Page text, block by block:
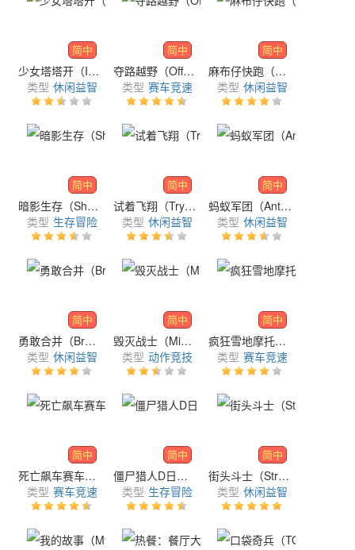
简中
少女塔塔开（Idle Girls Battle）
类型 休闲益智
简中
夺路越野（Off Road）
类型 赛车竞速
简中
麻布仔快跑（Run Sackboy! Run!）
类型 休闲益智
简中
暗影生存（Shadow Survival）
类型 生存冒险
简中
试着飞翔（Try to Fly）
类型 休闲益智
简中
蚂蚁军团（Ant Legion）
类型 休闲益智
简中
勇敢合并（Brave Merge）
类型 休闲益智
简中
毁灭战士（Mighty DOOM）
类型 动作竞技
简中
疯狂雪地摩托车（Mad Skills Snocross）
类型 赛车竞速
简中
死亡飙车赛车杀手（Dead Paradise Car Race Shooter）
类型 赛车竞速
简中
僵尸猎人D日（Zombie Hunter D-Day2）
类型 生存冒险
简中
街头斗士（Street Brawlers）
类型 休闲益智